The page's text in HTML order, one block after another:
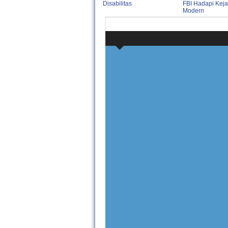
Disabilitas
FBI Hadapi
Modern